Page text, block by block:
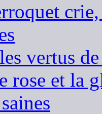
vertus
rose et la